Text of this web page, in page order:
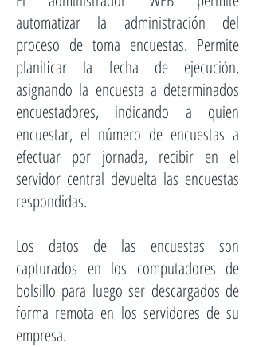
automatizar la administración del
proceso de toma encuestas. Permite
planificar la fecha de ejecución,
asignando la encuesta a determinados
encuestadores, indicando a quien
encuestar, el número de encuestas a
efectuar por jornada, recibir en el
servidor central devuelta las encuestas
respondidas.
Los datos de las encuestas son
capturados en los computadores de
bolsillo para luego ser descargados de
forma remota en los servidores de su
empresa.